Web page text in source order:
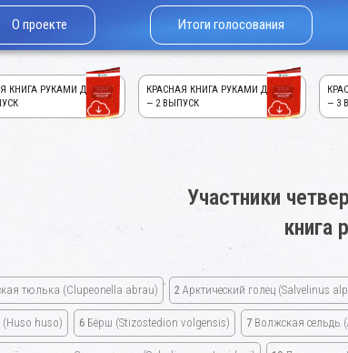
О проекте Итоги голосования
КНИГА РУКАМИ ДЕТЕЙ!
КРАСНАЯ КНИГА РУКАМИ ДЕТЕЙ!
— 2 ВЫПУСК
— 3
Участники
книга
тюлька (Clupeonella abrau) 2 Арктический голец (Salvelinus
(Huso huso) 6 Бёрш (Stizostedion volgensis) 7 Волжская сельдь